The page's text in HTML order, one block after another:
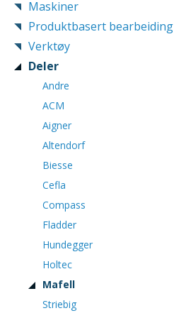
Maskiner
Produktbasert bearbeiding
Verktøy
Deler
Andre
ACM
Aigner
Altendorf
Biesse
Cefla
Compass
Fladder
Hundegger
Holtec
Mafell
Striebig